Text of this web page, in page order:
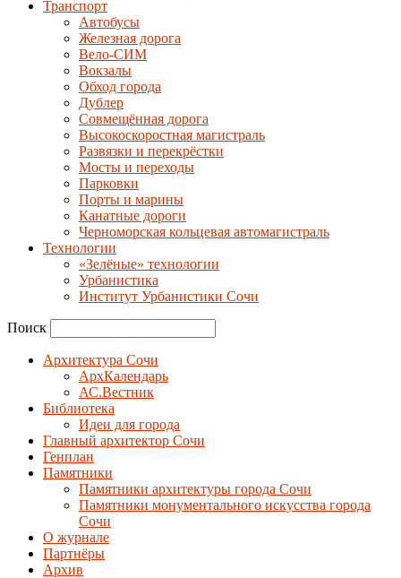
Транспорт
Автобусы
Железная дорога
Вело-СИМ
Вокзалы
Обход города
Дублер
Совмещённая дорога
Высокоскоростная магистраль
Развязки и перекрёстки
Мосты и переходы
Парковки
Порты и марины
Канатные дороги
Черноморская кольцевая автомагистраль
Технологии
«Зелёные» технологии
Урбанистика
Институт Урбанистики Сочи
Поиск
Архитектура Сочи
АрхКалендарь
АС.Вестник
Библиотека
Идеи для города
Главный архитектор Сочи
Генплан
Памятники
Памятники архитектуры города Сочи
Памятники монументального искусства города
Сочи
О журнале
Партнёры
Архив